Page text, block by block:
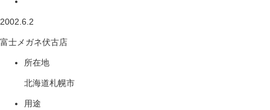
2002.6.2
富士メガネ伏古店
所在地
北海道札幌市
用途